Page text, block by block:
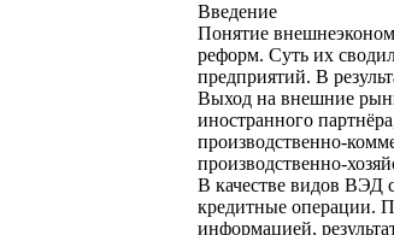
Введение
Понятие
реформ. Суть их
предприятий. В
Выход на внешние
иностранного
производственно-
производственно-
В качестве видов ВЭД
кредитные операции.
информацией,